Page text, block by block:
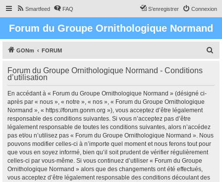
Smartfeed FAQ Connexion
S’enregistrer
Forum du Groupe Ornithologique Normand
GONm FORUM
h
Forum du Groupe Ornithologique Normand - Conditions
d’utilisation
En accédant à « Forum du Groupe Ornithologique Normand » (désigné ci-
après par « nous », « notre », « nos », « Forum du Groupe Ornithologique
Normand », « https://forum.gonm.org »), vous acceptez d’être légalement
responsable des conditions suivantes. Si vous n’acceptez pas d’être
légalement responsable de toutes les conditions suivantes, alors n’accédez
pas et/ou n’utilisez pas « Forum du Groupe Ornithologique Normand ». Nous
pouvons modifier celles-ci à n’importe quel moment et nous ferons tout pour
que vous en soyez informé, bien qu’il soit prudent de vérifier régulièrement
celles-ci par vous-même. Si vous continuez d’utiliser « Forum du Groupe
Ornithologique Normand » alors que des changements ont été effectués,
vous acceptez d’être légalement responsable des conditions découlant des